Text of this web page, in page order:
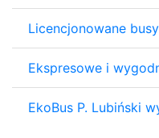
Licencjonowane
Ekspresowe i
EkoBus P. Lubiński